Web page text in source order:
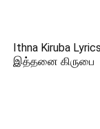
Ithna Kiruba
இத்தனை கிருபை